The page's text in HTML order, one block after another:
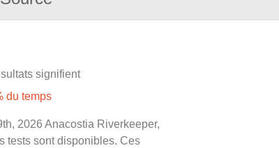
signifient
du temps
2026 Anacostia Riverkeeper,
tests sont disponibles. Ces